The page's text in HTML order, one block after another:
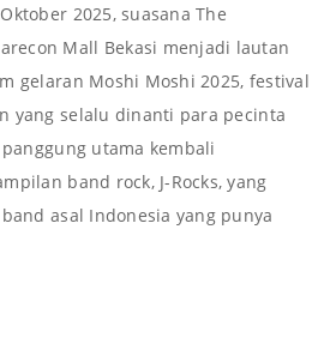
2025, suasana The
Mall Bekasi menjadi lautan
gelaran Moshi Moshi 2025, festival
yang selalu dinanti para pecinta
utama kembali
band rock, J-Rocks, yang
asal Indonesia yang punya